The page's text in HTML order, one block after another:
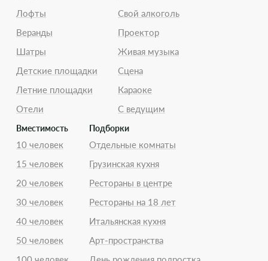
Лофты
Веранды
Шатры
Детские площадки
Летние площадки
Отели
Свой алкоголь
Проектор
Живая музыка
Сцена
Караоке
С ведущим
Вместимость
10 человек
15 человек
20 человек
30 человек
40 человек
50 человек
Подборки
Отдельные комнаты
Грузинская кухня
Рестораны в центре
Рестораны на 18 лет
Итальянская кухня
Арт-пространства